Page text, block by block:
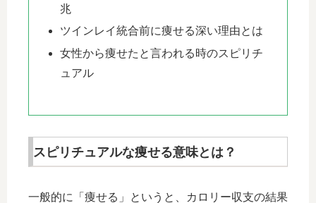
兆
ツインレイ統合前に痩せる深い理由とは
女性から痩せたと言われる時のスピリチ
ュアル
スピリチュアルな痩せる意味とは？
一般的に「痩せる」というと、カロリー収支の結果